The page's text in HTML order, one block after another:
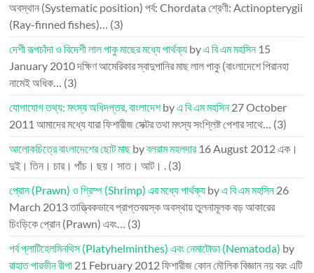
অবস্থান (Systematic position) পর্ব: Chordata শ্রেণী: Actinopterygii
(Ray-finned fishes)… (3)
দেশী রূপচাঁদা ও বিদেশী লাল পাকু মাছের মধ্যে পার্থক্য byএ বি এম মহসিন 15
January 2010দক্ষিণ আমেরিকার স্বাদুপানির মাছ লাল পাকু (বাংলাদেশে পিরানহা
নামেই অধিক… (3)
যোগাযোগ তথ্য: মৎস্য অধিদপ্তর, বাংলাদেশbyএ বি এম মহসিন27 October
2011 আমাদের মধ্যে যারা ফিশারীজ সেক্টর তথা মৎস্য সংশ্লিষ্ট পেশার সাথে… (3)
আলোকচিত্রে বাংলাদেশের ছোট মাছbyবলরাম মহলদার 16 August 2012এক।
দুই। তিন। চার। পাঁচ। ছয়। সাত। আট। . (3)
প্রোন (Prawn) ও শ্রিম্প (Shrimp) এর মধ্যে পার্থক্য byএ বি এম মহসিন26
March 2013তাত্ত্বিকভাবে প্রাপ্তবয়স্ক অবস্থায় তুলনামূলক বড় আকারের
চিংড়িকে প্রোন (Prawn) এবং… (3)
পর্ব প্লাটিহেলমিনথিস (Platyhelminthes) এবং নেমাটোডা (Nematoda) by
রাহাত পারভীন রীপা 21 February 2012ফিশারীজ কোন মৌলিক বিজ্ঞান নয় বরং এটি